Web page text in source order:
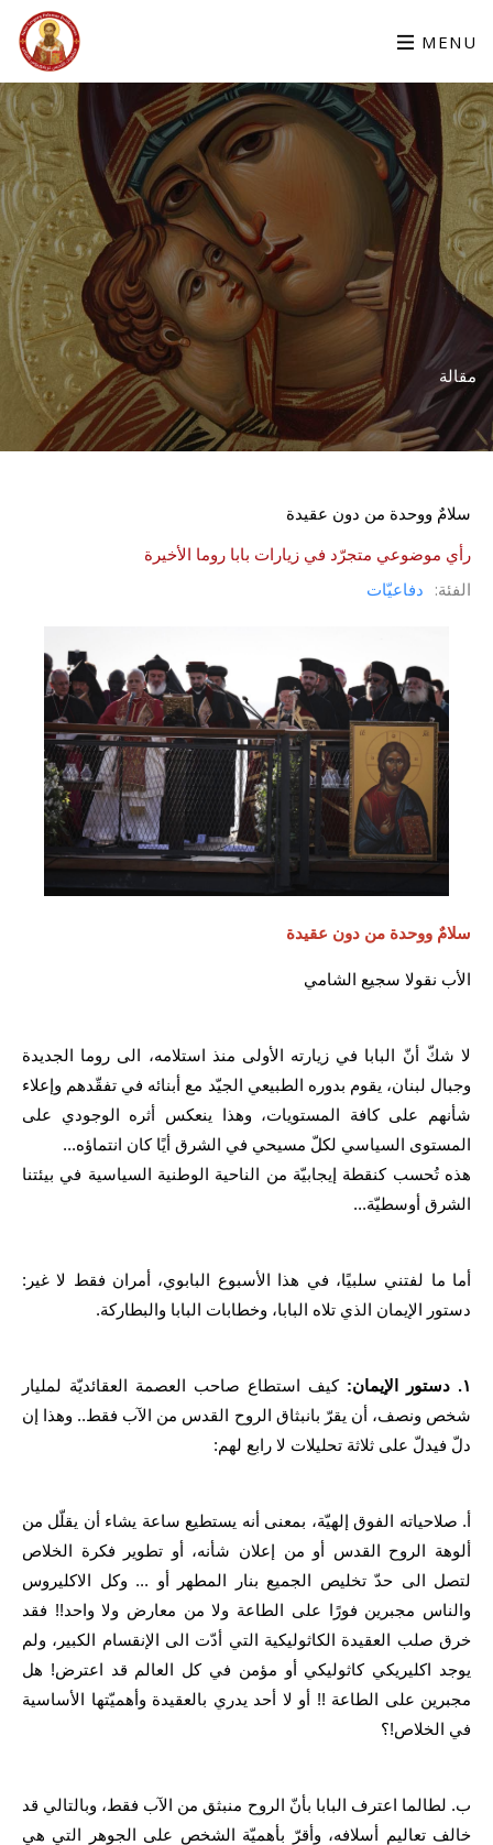
MENU
مقالة
سلامٌ ووحدة من دون عقيدة
رأي موضوعي متجرّد في زيارات بابا روما الأخيرة
الفئة: دفاعيّات
سلامٌ ووحدة من دون عقيدة
الأب نقولا سجيع الشامي
لا شكّ أنّ البابا في زيارته الأولى منذ استلامه، الى روما الجديدة
وجبال لبنان، يقوم بدوره الطبيعي الجيّد مع أبنائه في تفقّدهم وإعلاء
شأنهم على كافة المستويات، وهذا ينعكس أثره الوجودي على
المستوى السياسي لكلّ مسيحي في الشرق أيًا كان انتماؤه...
هذه تُحسب كنقطة إيجابيّة من الناحية الوطنية السياسية في بيئتنا
الشرق أوسطيّة...
أما ما لفتني سلبيًا، في هذا الأسبوع البابوي، أمران فقط لا غير:
دستور الإيمان الذي تلاه البابا، وخطابات البابا والبطاركة.
١. دستور الإيمان:
كيف استطاع صاحب العصمة العقائديّة لمليار
شخص ونصف، أن يقرّ بانبثاق الروح القدس من الآب فقط.. وهذا إن
دلّ فيدلّ على ثلاثة تحليلات لا رابع لهم:
أ. صلاحياته الفوق إلهيّة، بمعنى أنه يستطيع ساعة يشاء أن يقلّل من
ألوهة الروح القدس أو من إعلان شأنه، أو تطوير فكرة الخلاص
لتصل الى حدّ تخليص الجميع بنار المطهر أو ... وكل الاكليروس
والناس مجبرين فورًا على الطاعة ولا من معارض ولا واحد!! فقد
خرق صلب العقيدة الكاثوليكية التي أدّت الى الإنقسام الكبير، ولم
يوجد اكليريكي كاثوليكي أو مؤمن في كل العالم قد اعترض! هل
مجبرين على الطاعة !! أو لا أحد يدري بالعقيدة وأهميّتها الأساسية
في الخلاص!؟
ب. لطالما اعترف البابا بأنّ الروح منبثق من الآب فقط، وبالتالي قد
خالف تعاليم أسلافه، وأقرّ بأهميّة الشخص على الجوهر التي هي